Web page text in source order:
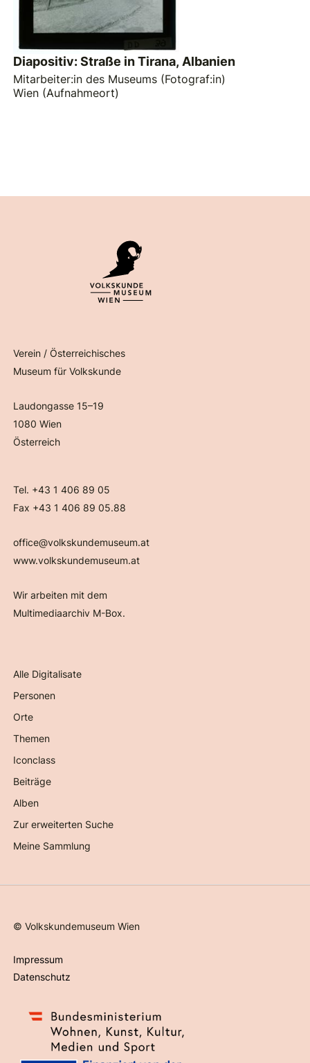
Diapositiv: Straße in Tirana, Albanien
Mitarbeiter:in des Museums (Fotograf:in)
Wien (Aufnahmeort)
Verein / Österreichisches
Museum für Volkskunde
Laudongasse 15–19
1080 Wien
Österreich
Tel. +43 1 406 89 05
Fax +43 1 406 89 05.88
office@volkskundemuseum.at
www.volkskundemuseum.at
Wir arbeiten mit dem
Multimediaarchiv M-Box.
Alle Digitalisate
Personen
Orte
Themen
Iconclass
Beiträge
Alben
Zur erweiterten Suche
Meine Sammlung
©Volkskundemuseum Wien
Impressum
Datenschutz